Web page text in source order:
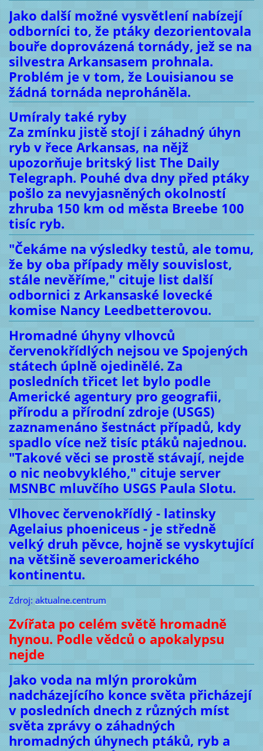
Jako další možné vysvětlení nabízejí
odborníci to, že ptáky dezorientovala
bouře doprovázená tornády, jež se na
silvestra Arkansasem prohnala.
Problém je v tom, že Louisianou se
žádná tornáda neproháněla.
Umíraly také ryby
Za zmínku jistě stojí i záhadný úhyn
ryb v řece Arkansas, na nějž
upozorňuje britský list The Daily
Telegraph. Pouhé dva dny před ptáky
pošlo za nevyjasněných okolností
zhruba 150 km od města Breebe 100
tisíc ryb.
"Čekáme na výsledky testů, ale tomu,
že by oba případy měly souvislost,
stále nevěříme," cituje list další
odbornici z Arkansaské lovecké
komise Nancy Leedbetterovou.
Hromadné úhyny vlhovců
červenokřídlých nejsou ve Spojených
státech úplně ojedinělé. Za
posledních třicet let bylo podle
Americké agentury pro geografii,
přírodu a přírodní zdroje (USGS)
zaznamenáno šestnáct případů, kdy
spadlo více než tisíc ptáků najednou.
"Takové věci se prostě stávají, nejde
o nic neobvyklého," cituje server
MSNBC mluvčího USGS Paula Slotu.
Vlhovec červenokřídlý - latinsky
Agelaius phoeniceus - je středně
velký druh pěvce, hojně se vyskytující
na většině severoamerického
kontinentu.
Zdroj: aktualne.centrum
Zvířata po celém světě hromadně
hynou. Podle vědců o apokalypsu
nejde
Jako voda na mlýn prorokům
nadcházejícího konce světa přicházejí
v posledních dnech z různých míst
světa zprávy o záhadných
hromadných úhynech ptáků, ryb a